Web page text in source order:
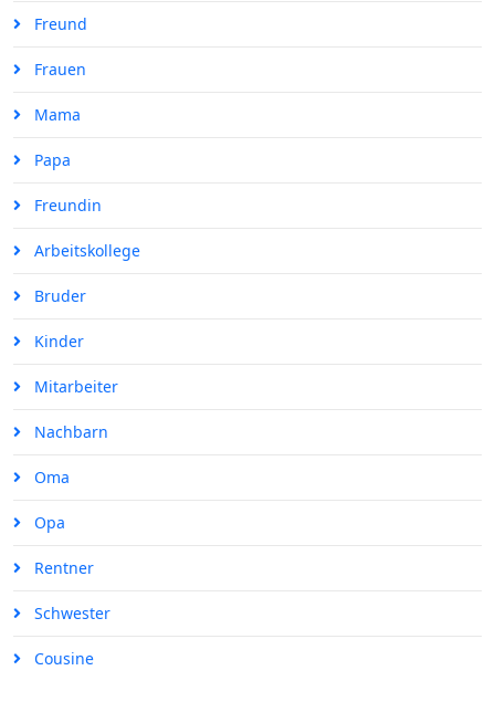
Freund
Frauen
Mama
Papa
Freundin
Arbeitskollege
Bruder
Kinder
Mitarbeiter
Nachbarn
Oma
Opa
Rentner
Schwester
Cousine